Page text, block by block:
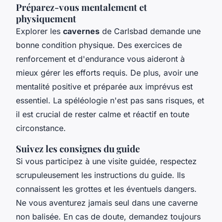
Préparez-vous mentalement et
physiquement
Explorer les cavernes de Carlsbad demande une
bonne condition physique. Des exercices de
renforcement et d'endurance vous aideront à
mieux gérer les efforts requis. De plus, avoir une
mentalité positive et préparée aux imprévus est
essentiel. La spéléologie n'est pas sans risques, et
il est crucial de rester calme et réactif en toute
circonstance.
Suivez les consignes du guide
Si vous participez à une visite guidée, respectez
scrupuleusement les instructions du guide. Ils
connaissent les grottes et les éventuels dangers.
Ne vous aventurez jamais seul dans une caverne
non balisée. En cas de doute, demandez toujours